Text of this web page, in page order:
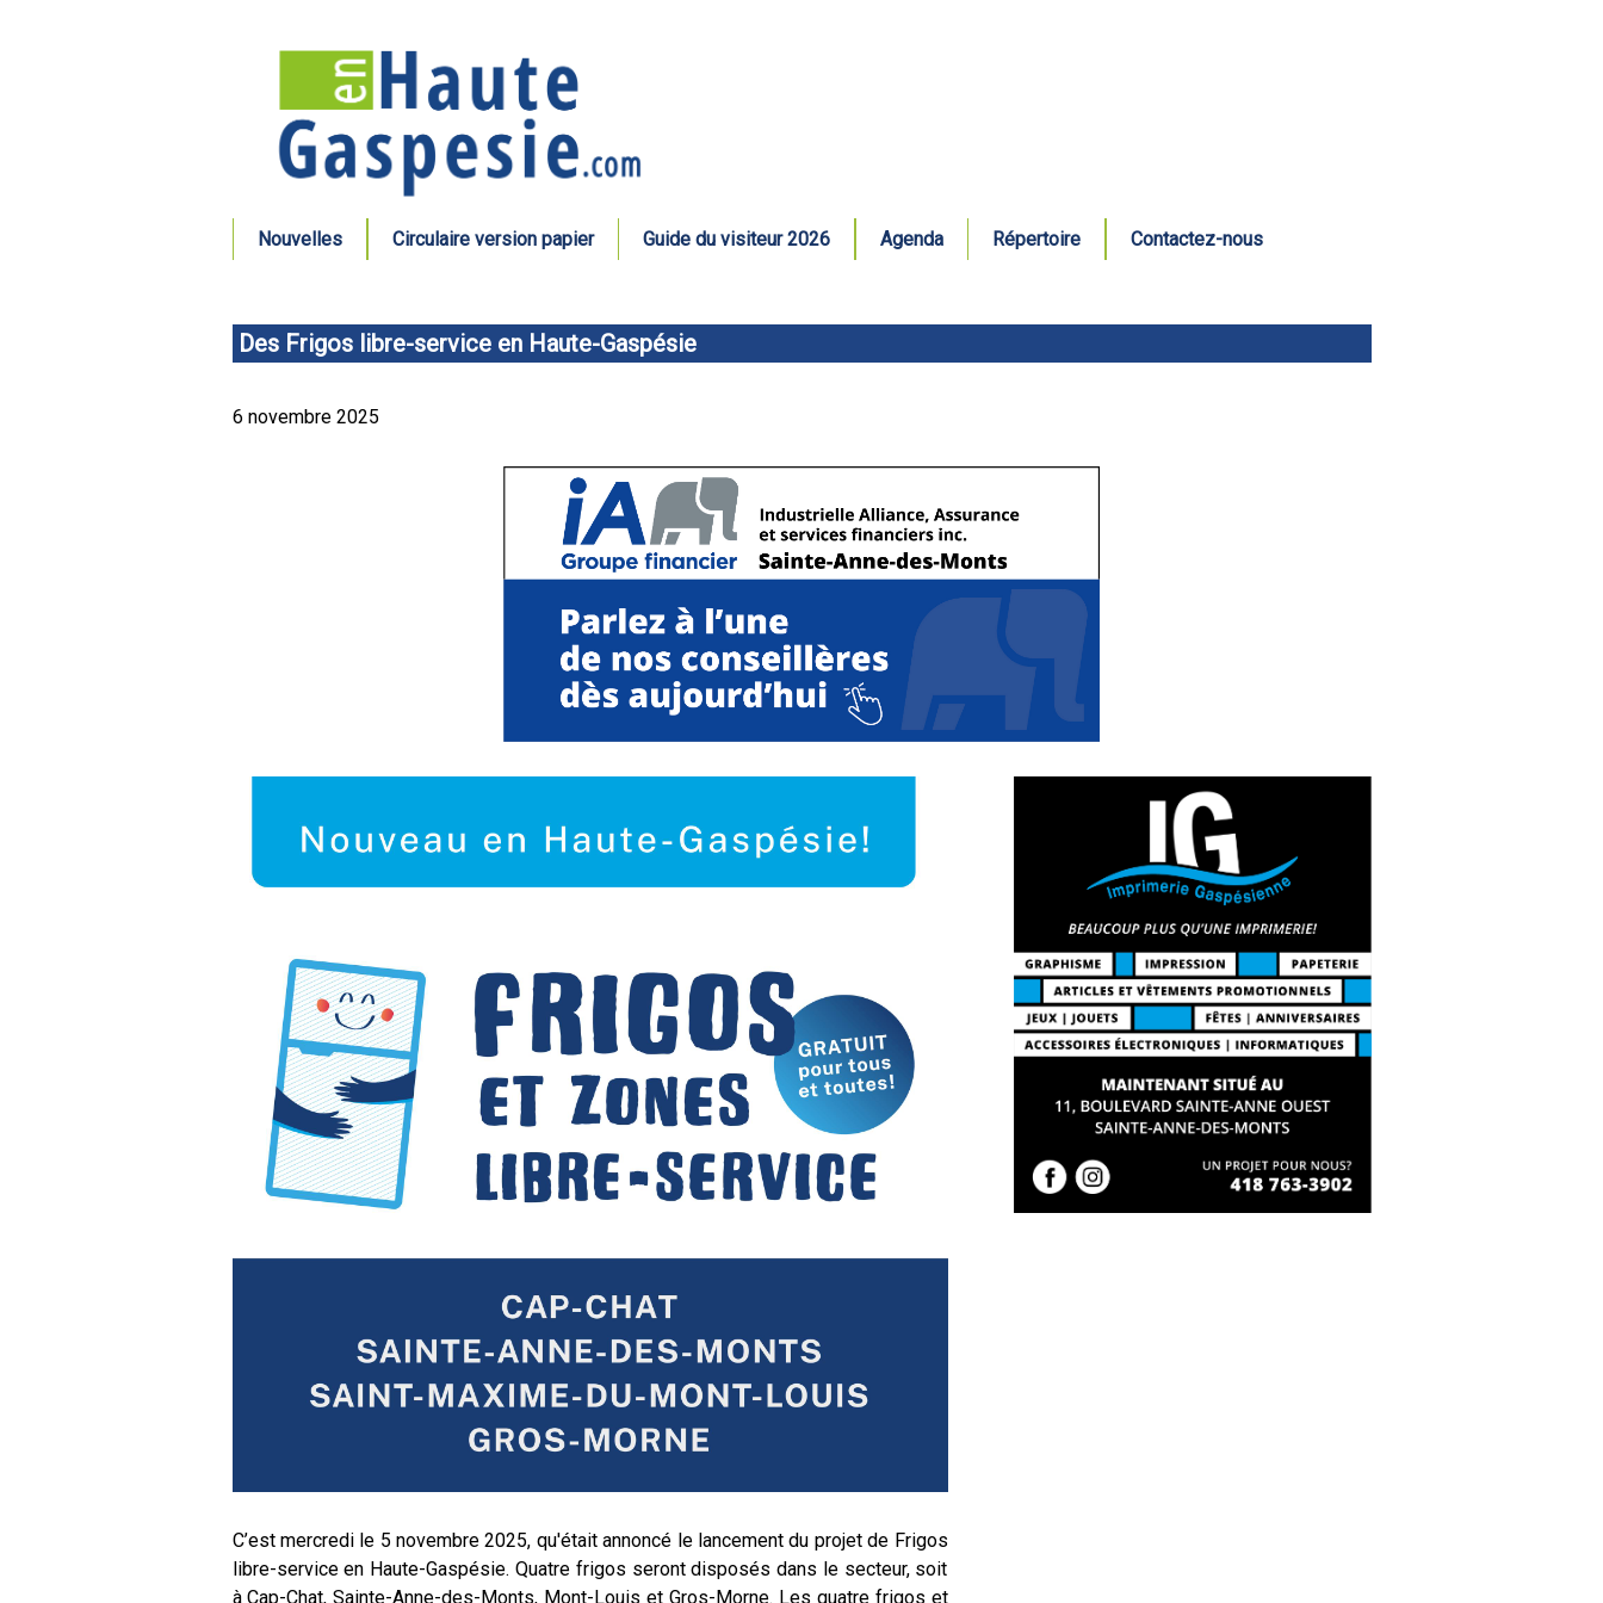
Nouvelles Circulaire version papier Guide du visiteur 2026 Agenda Répertoire Contactez-nous
Des Frigos libre-service en Haute-Gaspésie
6 novembre 2025
C’est mercredi le 5 novembre 2025, qu'était annoncé le lancement du projet de Frigos
libre-service en Haute-Gaspésie. Quatre frigos seront disposés dans le secteur, soit
à Cap-Chat, Sainte-Anne-des-Monts, Mont-Louis et Gros-Morne. Les quatre frigos et